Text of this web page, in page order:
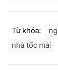
Tổng Biên tập:
Phó Tổng Biên
Từ khóa:
nhà tốc mái